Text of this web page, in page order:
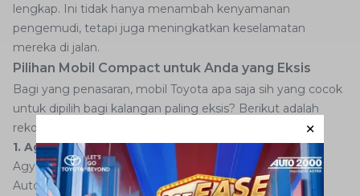
lengkap. Ini tidak hanya menambah kenyamanan
pengemudi, tetapi juga meningkatkan keselamatan
mereka di jalan.
Pilihan Mobil Compact untuk Anda yang Eksis
Bagi yang penasaran, mobil Toyota apa saja sih yang cocok
untuk dipilih bagi kalangan paling eksis? Berikut adalah
rekomendasi dari Auto2000.
1. Agya GR Sport CVT
Agya GR Sport CVT adalah pilihan yang sempurna bagi
AutoFamily yang mencari mobil kecil yang sporty dan